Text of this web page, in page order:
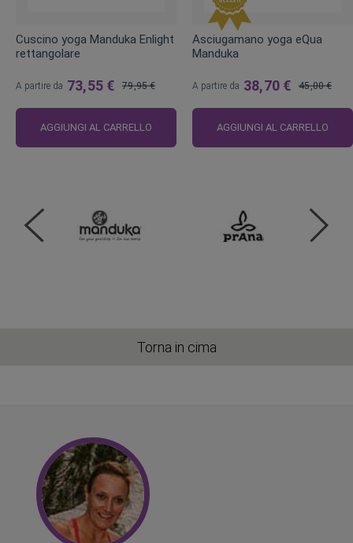
Cuscino yoga Manduka Enlight
rettangolare
A partire da 73,55 €
regolare
79,95 €
AGGIUNGI AL CARRELLO
Asciugamano yoga eQua
Manduka
A partire da 38,70 €
regolare
45,00 €
AGGIUNGI AL CARRELLO
Torna in cima